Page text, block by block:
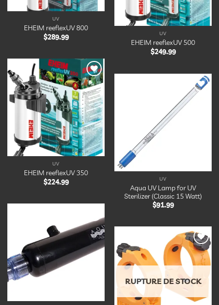
UV
EHEIM reeflexUV 800
$289.99 UV
EHEIM reeflexUV 500
$249.99
Ajouter
à la
liste
d’envies
UV
EHEIM reeflexUV 350
$224.99
Ajouter
UV
Aqua UV Lamp for UV
Sterilizer (Classic 15 Watt)
$91.99
Ajouter
à la
liste
d’envies
Ajouter
à la
liste
RUPTURE DE STOCK